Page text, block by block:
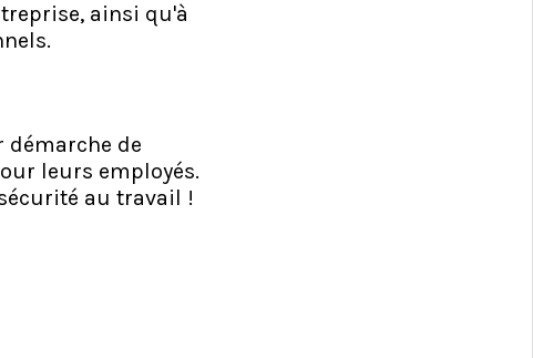
ainsi qu'à
de
leurs employés.
au travail !